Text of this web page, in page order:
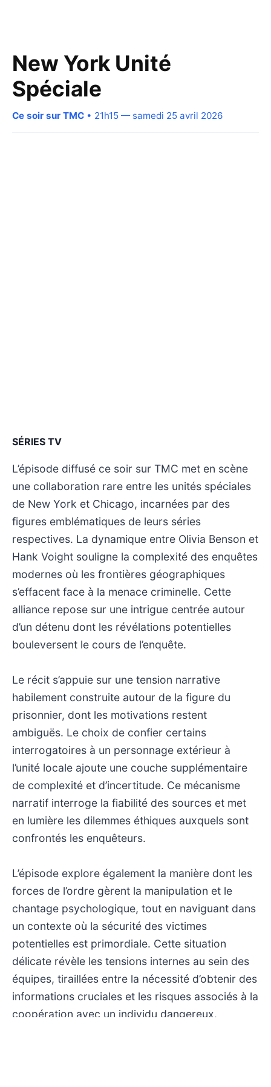
New York Unité
Spéciale
Ce soir sur TMC • 21h15 — samedi 25 avril 2026
SÉRIES TV
L’épisode diffusé ce soir sur TMC met en scène
une collaboration rare entre les unités spéciales
de New York et Chicago, incarnées par des
figures emblématiques de leurs séries
respectives. La dynamique entre Olivia Benson et
Hank Voight souligne la complexité des enquêtes
modernes où les frontières géographiques
s’effacent face à la menace criminelle. Cette
alliance repose sur une intrigue centrée autour
d’un détenu dont les révélations potentielles
bouleversent le cours de l’enquête.
Le récit s’appuie sur une tension narrative
habilement construite autour de la figure du
prisonnier, dont les motivations restent
ambiguës. Le choix de confier certains
interrogatoires à un personnage extérieur à
l’unité locale ajoute une couche supplémentaire
de complexité et d’incertitude. Ce mécanisme
narratif interroge la fiabilité des sources et met
en lumière les dilemmes éthiques auxquels sont
confrontés les enquêteurs.
L’épisode explore également la manière dont les
forces de l’ordre gèrent la manipulation et le
chantage psychologique, tout en naviguant dans
un contexte où la sécurité des victimes
potentielles est primordiale. Cette situation
délicate révèle les tensions internes au sein des
équipes, tiraillées entre la nécessité d’obtenir des
informations cruciales et les risques associés à la
coopération avec un individu dangereux.